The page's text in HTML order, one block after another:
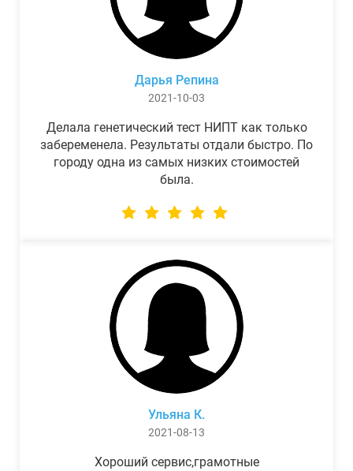
Дарья Репина
2021-10-03
Делала генетический тест НИПТ как только
забеременела. Результаты отдали быстро. По
городу одна из самых низких стоимостей
была.
Ульяна К.
2021-08-13
Хороший сервис,грамотные